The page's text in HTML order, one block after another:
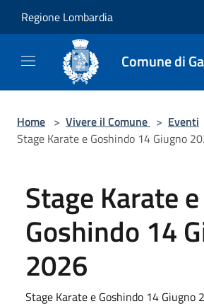
Regione Lombardia
Comune di
Home > Vivere il Comune > Eventi
Stage Karate e Goshindo 14 Giugno
Stage Karate e
Goshindo 14
2026
Stage Karate e Goshindo 14 Giugno